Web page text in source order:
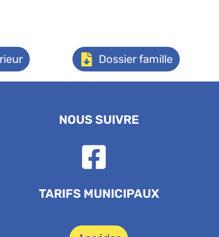
Dossier famille
NOUS SUIVRE
TARIFS MUNICIPAUX